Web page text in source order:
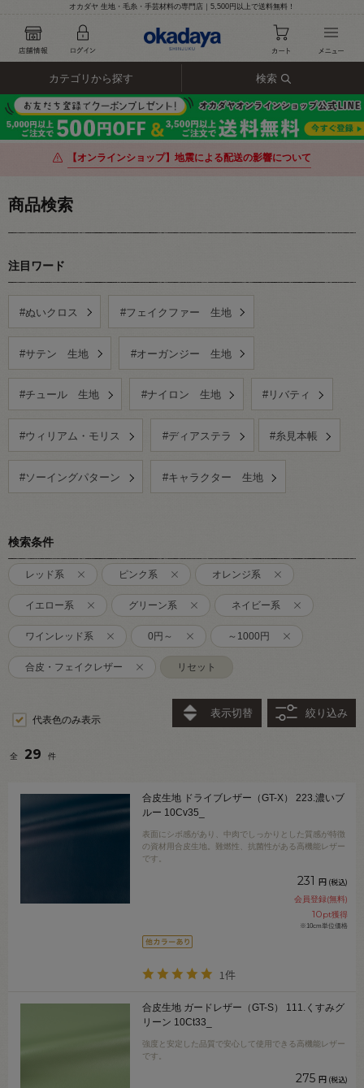
オカダヤ 生地・毛糸・手芸材料の専門店｜5,500円以上で送料無料！
カテゴリから探す 検索
【オンラインショップ】地震による配送の影響について
商品検索
注目ワード
#ぬいクロス #フェイクファー 生地
#サテン 生地 #オーガンジー 生地
#チュール 生地 #ナイロン 生地 #リバティ
#ウィリアム・モリス #ディアステラ #糸見本帳
#ソーイングパターン #キャラクター 生地
検索条件
レッド系 ピンク系 オレンジ系
イエロー系 グリーン系 ネイビー系
ワインレッド系 0円～ ～1000円
合皮・フェイクレザー リセット
代表色のみ表示
表示切替 絞り込み
全 29 件
合皮生地 ドライブレザー（GT-X） 223.濃いブ
ルー 10Cv35_
表面にシボ感があり、中肉でしっかりとした質感が特徴
の資材用合皮生地。難燃性、抗菌性がある高機能レザー
です。
231 円 (税込)
会員登録(無料)
10pt獲得
※10cm単位価格
1件
合皮生地 ガードレザー（GT-S） 111.くすみグ
リーン 10Ct33_
強度と安定した品質で安心して使用できる高機能レザー
です。
275 円 (税込)